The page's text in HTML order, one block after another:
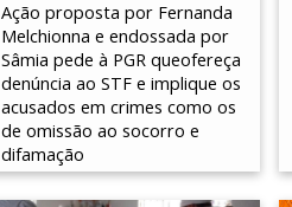
Ação proposta por Fernanda
Melchionna e endossada por
Sâmia pede à PGR queofereça
denúncia ao STF e implique os
acusados em crimes como os
de omissão ao socorro e
difamação